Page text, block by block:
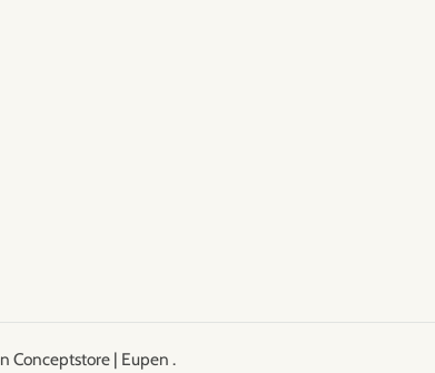
Conceptstore | Eupen .